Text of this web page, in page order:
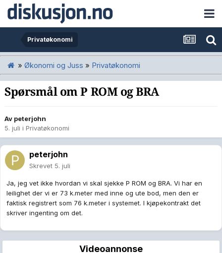
Privatøkonomi
» Økonomi og Juss » Privatøkonomi
Spørsmål om P ROM og BRA
Av peterjohn
5. juli i Privatøkonomi
peterjohn
Skrevet 5. juli
Ja, jeg vet ikke hvordan vi skal sjekke P ROM og BRA. Vi har en
leilighet der vi er 73 k.meter med inne og ute bod, men den er
faktisk registrert som 76 k.meter i systemet. I kjøpekontrakt det
skriver ingenting om det.
Videoannonse